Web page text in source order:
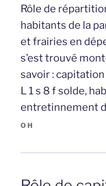
Rôle de
habitants de la
et frairies en
s’est trouvé
savoir : capitation
L 1 s 8 f solde,
entretinnement
OH